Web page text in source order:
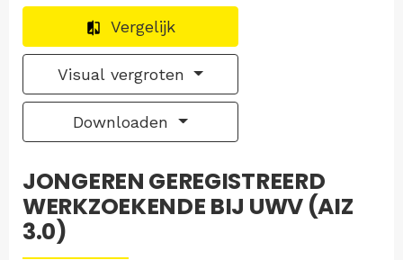
Vergelijk
Visual vergroten
Downloaden
JONGEREN GEREGISTREERD
WERKZOEKENDE BIJ UWV (AIZ
3.0)